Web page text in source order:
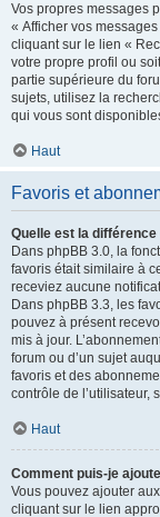
Vos propres messages
« Afficher vos
cliquant sur le lien «
votre propre profil ou
partie supérieure du
sujets, utilisez la
qui vous sont
Haut
Favoris et
Quelle est la
Dans phpBB 3.0, la
favoris était similaire à
receviez aucune
Dans phpBB 3.3, les
pouvez à présent
mis à jour.
forum ou d’un sujet
favoris et des
contrôle de l’utilisateur,
Haut
Comment puis-je
Vous pouvez ajouter
cliquant sur le lien